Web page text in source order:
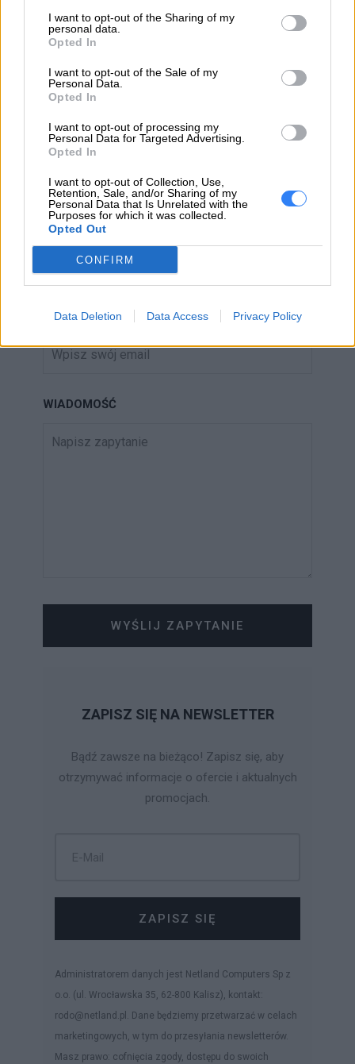
I want to opt-out of the Sharing of my
personal data.
Opted In
I want to opt-out of the Sale of my
Personal Data.
Opted In
I want to opt-out of processing my
Personal Data for Targeted Advertising.
Opted In
I want to opt-out of Collection, Use,
Retention, Sale, and/or Sharing of my
Personal Data that Is Unrelated with the
Purposes for which it was collected.
Opted Out
CONFIRM
Data Deletion Data Access Privacy Policy
Pomoc
techniczna
ZAPYTAJ O PRODUKT
Zapytanie o "Bateria Lenovo 4-cell 121500117"
EMAIL
WIADOMOŚĆ
WYŚLIJ ZAPYTANIE
ZAPISZ SIĘ NA NEWSLETTER
Bądź zawsze na bieżąco! Zapisz się, aby
otrzymywać informacje o ofercie i aktualnych
promocjach.
ZAPISZ SIĘ
Administratorem danych jest Netland Computers Sp z
o.o. (ul. Wrocławska 35, 62-800 Kalisz), kontakt:
rodo@netland.pl. Dane będziemy przetwarzać w celach
marketingowych, w tym do przesyłania newsletterów.
Masz prawo: cofnięcia zgody, dostępu do swoich